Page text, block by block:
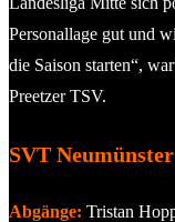
Personallage gut und
die Saison starten“,
Preetzer TSV.
SVT Neumünster
Abgänge: Tristan